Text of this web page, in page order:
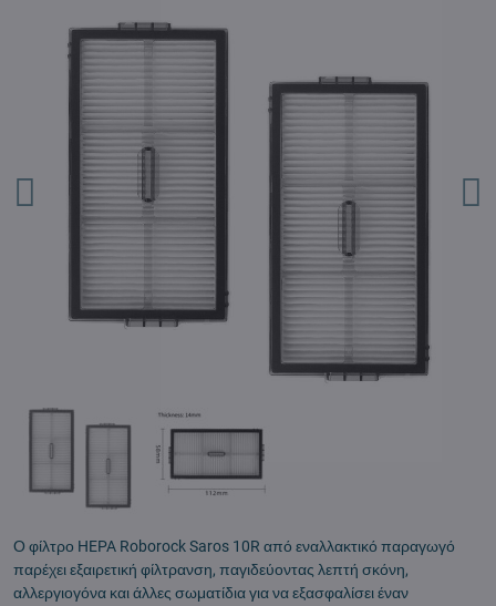
Ο φίλτρο HEPA Roborock Saros 10R από εναλλακτικό παραγωγό
παρέχει εξαιρετική φίλτρανση, παγιδεύοντας λεπτή σκόνη,
αλλεργιογόνα και άλλες σωματίδια για να εξασφαλίσει έναν